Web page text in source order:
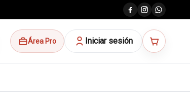
Área Pro Iniciar sesión